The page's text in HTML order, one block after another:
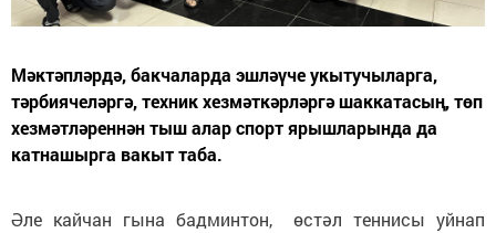
Мәктәпләрдә, бакчаларда эшләүче укытучыларга,
тәрбиячеләргә, техник хезмәткәрләргә шаккатасың, төп
хезмәтләреннән тыш алар спорт ярышларында да
катнашырга вакыт таба.
Әле кайчан гына бадминтон, өстәл теннисы уйнап